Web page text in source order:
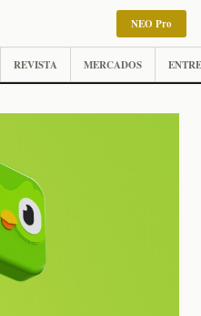
NEO Pro
REVISTA MERCADOS